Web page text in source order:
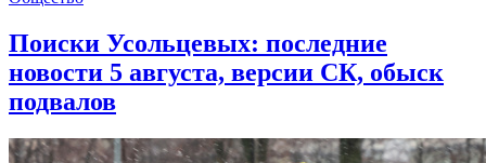
Поиски Усольцевых: последние
новости 5 августа, версии СК, обыск
подвалов